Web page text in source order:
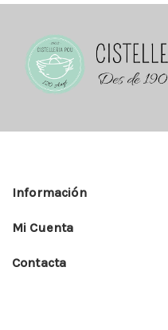
Información
Mi Cuenta
Contacta